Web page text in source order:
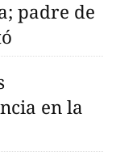
padre de
en la